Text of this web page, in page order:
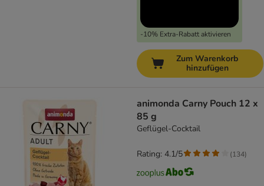
-10% Extra-Rabatt aktivieren
Zum Warenkorb
hinzufügen
animonda Carny Pouch 12 x
85 g
Geflügel-Cocktail
Rating: 4.1/5 (134)